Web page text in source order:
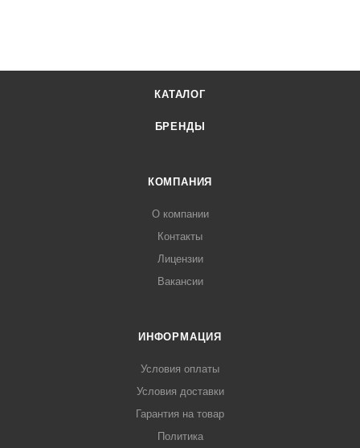
КАТАЛОГ
БРЕНДЫ
КОМПАНИЯ
О компании
Контакты
Лицензии
Вакансии
ИНФОРМАЦИЯ
Условия оплаты
Условия доставки
Гарантия на товар
Политика